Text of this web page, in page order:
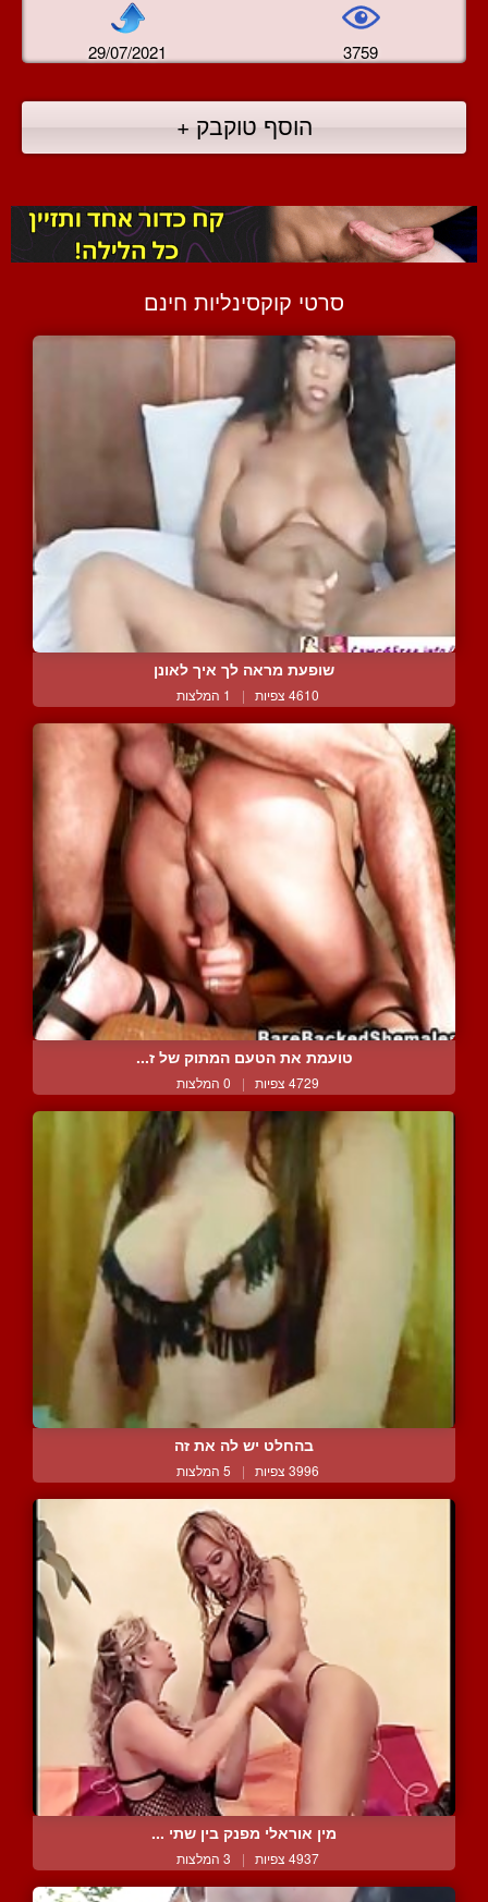
29/07/2021 3759
הוסף טוקבק +
סרטי קוקסינליות חינם
שופעת מראה לך איך לאונן
4610 צפיות | 1 המלצות
טועמת את הטעם המתוק של ז...
4729 צפיות | 0 המלצות
בהחלט יש לה את זה
3996 צפיות | 5 המלצות
מין אוראלי מפנק בין שתי ...
4937 צפיות | 3 המלצות